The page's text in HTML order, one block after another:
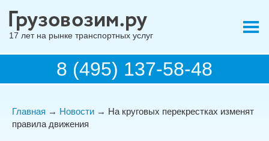
17 лет на рынке транспортных услуг
8 (495) 137-58-48
Главная → Новости → На круговых перекрестках изменят
правила движения